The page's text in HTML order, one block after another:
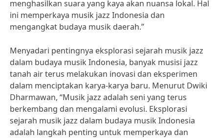
menghasilkan suara yang kaya akan nuansa lokal. Hal
ini memperkaya musik jazz Indonesia dan
mengangkat budaya musik daerah.”
Menyadari pentingnya eksplorasi sejarah musik jazz
dalam budaya musik Indonesia, banyak musisi jazz
tanah air terus melakukan inovasi dan eksperimen
dalam menciptakan karya-karya baru. Menurut Dwiki
Dharmawan, “Musik jazz adalah seni yang terus
berkembang dan mengalami evolusi. Eksplorasi
sejarah musik jazz dalam budaya musik Indonesia
adalah langkah penting untuk memperkaya dan